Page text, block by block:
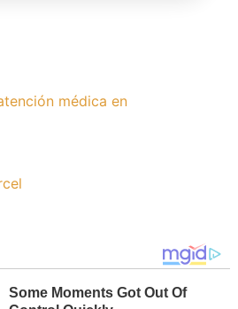
médica en